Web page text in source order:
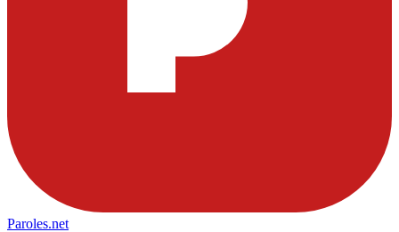
Paroles.net